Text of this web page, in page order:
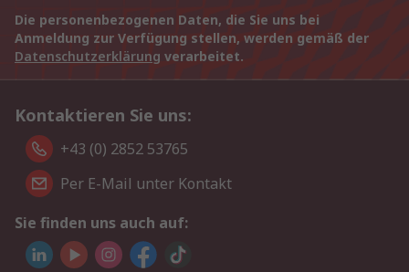
Die personenbezogenen Daten, die Sie uns bei
Anmeldung zur Verfügung stellen, werden gemäß der
Datenschutzerklärung verarbeitet.
Kontaktieren Sie uns:
+43 (0) 2852 53765
Per E-Mail unter Kontakt
Sie finden uns auch auf: